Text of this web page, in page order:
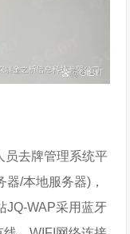
员去牌管理系统平
/本地服务器)，
JQ-WAP采用蓝牙